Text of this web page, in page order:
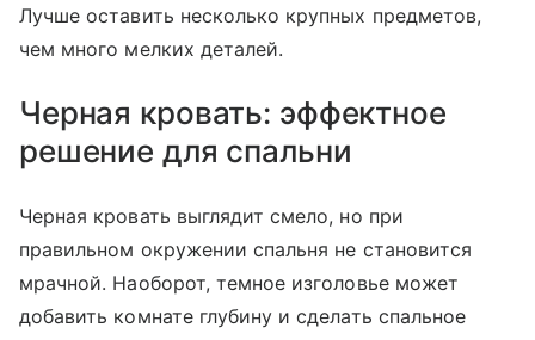
Лучше оставить несколько крупных предметов,
чем много мелких деталей.
Черная кровать: эффектное
решение для спальни
Черная кровать выглядит смело, но при
правильном окружении спальня не становится
мрачной. Наоборот, темное изголовье может
добавить комнате глубину и сделать спальное